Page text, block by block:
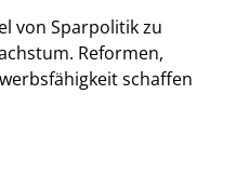
von Sparpolitik zu
Reformen,
schaffen